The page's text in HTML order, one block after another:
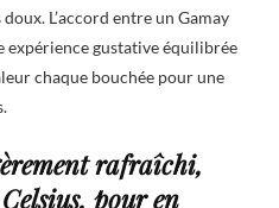
L’accord entre un Gamay
expérience gustative équilibrée
chaque bouchée pour une
rafraîchi,
pour en